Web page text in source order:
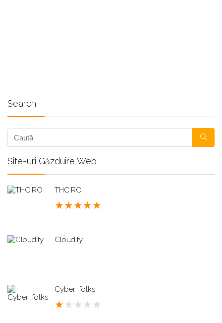
Search
Site-uri Găzduire Web
THC.RO
★★★★★
Cloudify
Cyber_folks
★ ★ ★ ★ ★